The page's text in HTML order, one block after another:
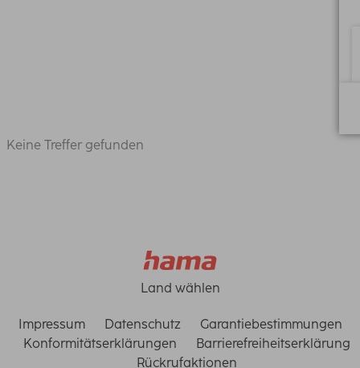
Keine Treffer gefunden
Land wählen
Impressum Datenschutz
Garantiebestimmungen
Konformitätserklärungen
Barrierefreiheitserklärung
Rückrufaktionen